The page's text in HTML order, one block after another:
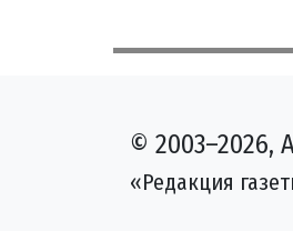
© 2003–2026,
«Редакция